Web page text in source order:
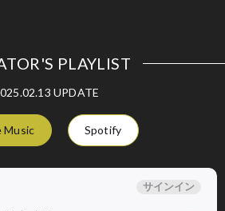
PLAYLIST
UPDATE
Music Spotify